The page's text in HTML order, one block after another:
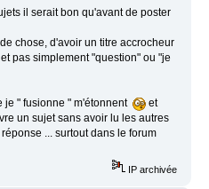
il serait bon qu'avant de poster
chose, d'avoir un titre accrocheur
pas simplement "question" ou "je
je " fusionne " m'étonnent
et
un sujet sans avoir lu les autres
... surtout dans le forum
IP archivée